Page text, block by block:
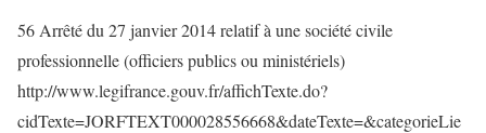
56 Arrêté du 27 janvier 2014 relatif à une société civile
professionnelle (officiers publics ou ministériels)
http://www.legifrance.gouv.fr/affichTexte.do?
cidTexte=JORFTEXT000028556668&dateTexte=&categorieLie